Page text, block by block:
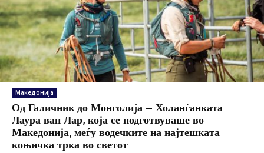
Македонија
Од Галичник до Монголија – Холанѓанката
Лаура ван Лар, која се подготвуваше во
Македонија, меѓу водечките на најтешката
коњичка трка во светот